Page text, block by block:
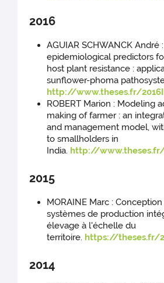
2016
AGUIAR SCHWANCK André
epidemiological predictors
host plant resistance :
sunflower-phoma
http://www.theses.fr/
ROBERT Marion : Modeling
making of farmer : an
and management model,
to smallholders in
India. http://www.theses.fr/
2015
MORAINE Marc :
systèmes de production
élevage à l'échelle du
territoire. https://theses.fr/
2014